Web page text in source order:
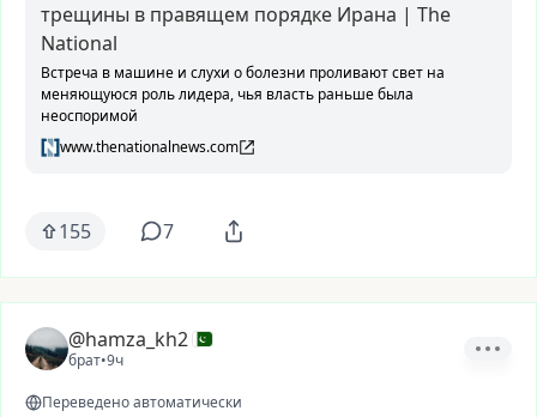
трещины в правящем порядке Ирана | The
National
Встреча в машине и слухи о болезни проливают свет на
меняющуюся роль лидера, чья власть раньше была
неоспоримой
www.thenationalnews.com
155 7
@hamza_kh2
брат•9ч
Переведено автоматически